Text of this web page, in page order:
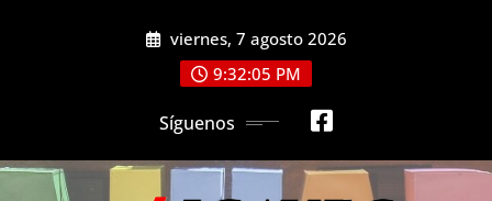
viernes, 7 agosto 2026
9:32:07 PM
Síguenos